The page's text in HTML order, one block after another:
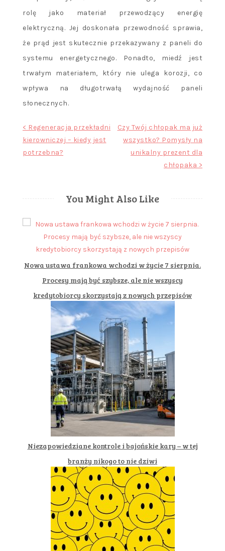
rolę jako materiał przewodzący energię
elektryczną. Jej doskonała przewodność sprawia,
że prąd jest skutecznie przekazywany z paneli do
systemu energetycznego. Ponadto, miedź jest
trwałym materiałem, który nie ulega korozji, co
wpływa na długotrwałą wydajność paneli
słonecznych.
Nawigacja
wpisu
< Regeneracja przekładni
kierowniczej – kiedy jest
potrzebna?
Czy Twój chłopak ma już
wszystko? Pomysły na
unikalny prezent dla
chłopaka >
You Might Also Like
Nowa ustawa frankowa wchodzi w życie 7 sierpnia.
Procesy mają być szybsze, ale nie wszyscy
kredytobiorcy skorzystają z nowych przepisów
Niezapowiedziane kontrole i bajońskie kary – w tej
branży nikogo to nie dziwi